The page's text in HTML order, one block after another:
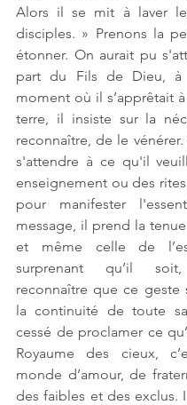
Alors il se mit à laver
disciples. » Prenons la
étonner. On aurait pu
part du Fils de Dieu,
moment où il s’apprêtait
terre, il insiste sur la
reconnaître, de le
s'attendre à ce qu'il
enseignement ou des
pour manifester
message, il prend la
et même celle de
surprenant qu’il
reconnaître que ce geste
la continuité de toute
cessé de proclamer ce
Royaume des cieux,
monde d’amour, de
des faibles et des exclus.